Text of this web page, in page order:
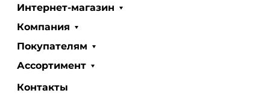
Интернет-магазин
Компания
Покупателям
Ассортимент
Контакты